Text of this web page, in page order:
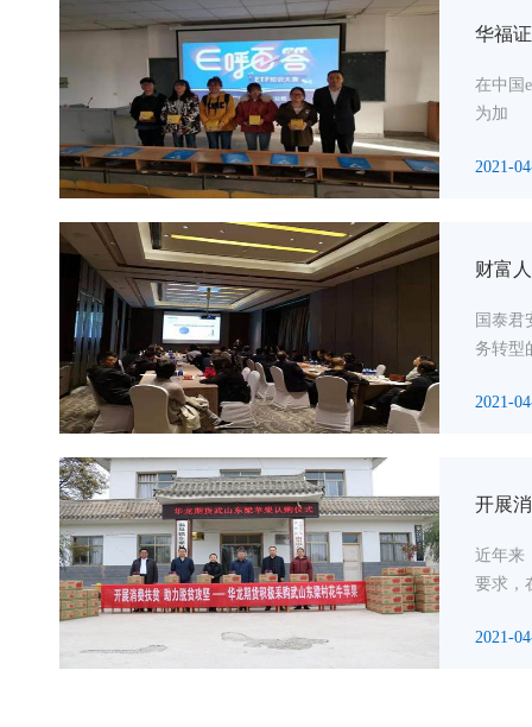
华福
在中国
为加
2021-
财富
国泰君
务转型
2021-
开展
近年来
要求，
2021-